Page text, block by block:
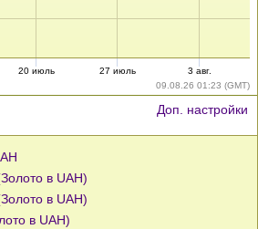
09.08.26 01:23 (GMT)
20 июль 27 июль 3 авг.
Доп. настройки
в UAH)
в UAH)
в UAH)